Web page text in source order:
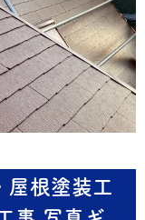
根塗装工